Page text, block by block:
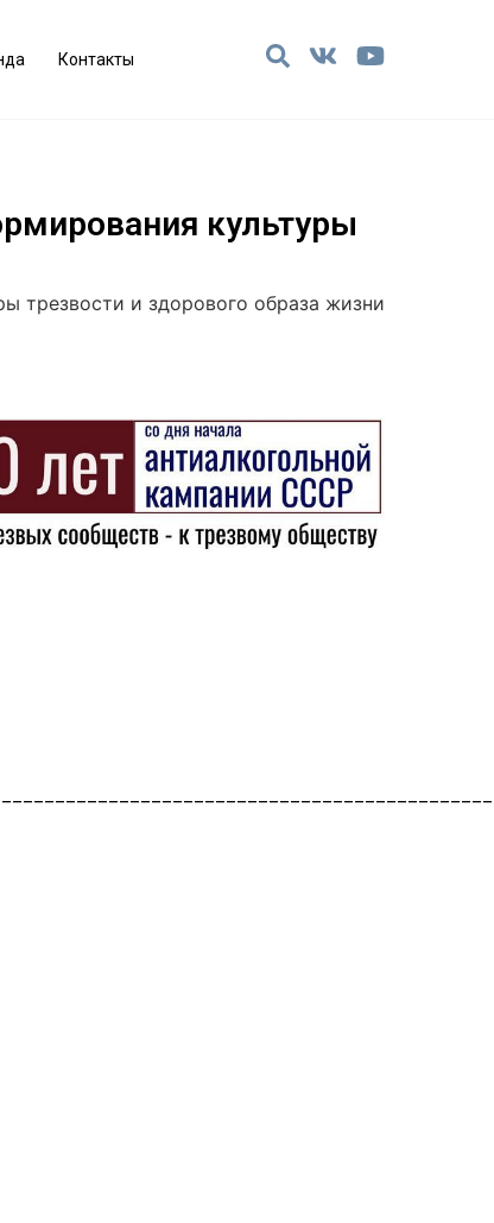
Контакты
культуры
трезвости и здорового образа жизни